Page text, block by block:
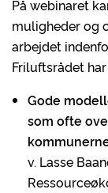
På webinaret
muligheder og
arbejdet
Friluftsrådet
Gode
som ofte
v. Lasse